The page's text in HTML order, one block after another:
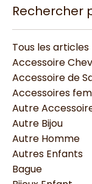
Rechercher
Tous les articles
Accessoire
Accessoire de
Accessoires
Autre
Autre Bijou
Autre Homme
Autres Enfants
Bague